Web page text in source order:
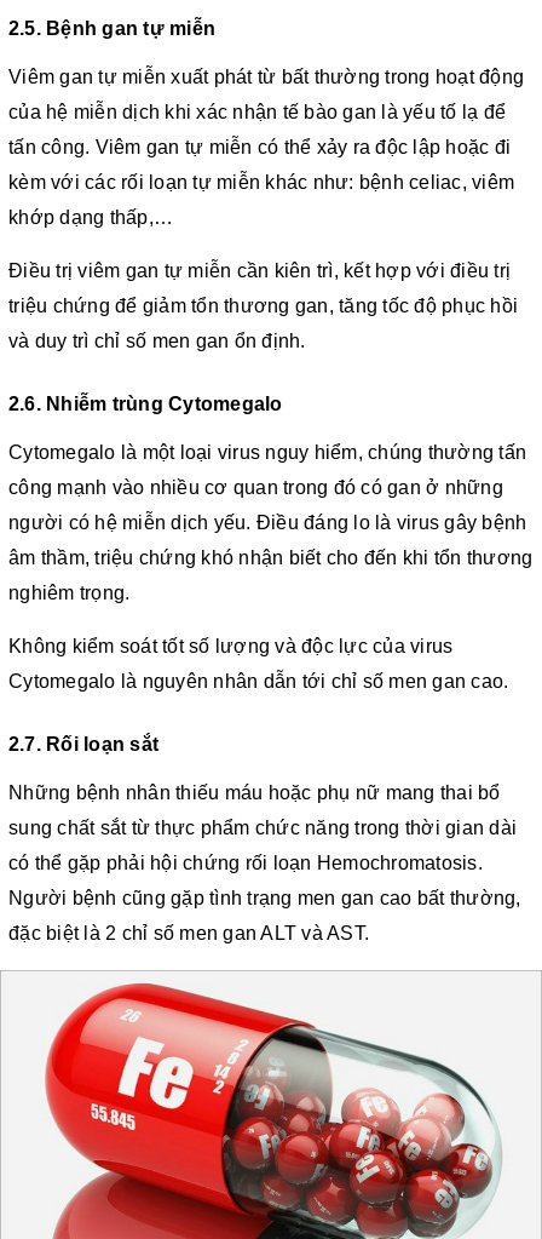
2.5. Bệnh gan tự miễn
Viêm gan tự miễn xuất phát từ bất thường trong hoạt động
của hệ miễn dịch khi xác nhận tế bào gan là yếu tố lạ để
tấn công. Viêm gan tự miễn có thể xảy ra độc lập hoặc đi
kèm với các rối loạn tự miễn khác như: bệnh celiac, viêm
khớp dạng thấp,…
Điều trị viêm gan tự miễn cần kiên trì, kết hợp với điều trị
triệu chứng để giảm tổn thương gan, tăng tốc độ phục hồi
và duy trì chỉ số men gan ổn định.
2.6. Nhiễm trùng Cytomegalo
Cytomegalo là một loại virus nguy hiểm, chúng thường tấn
công mạnh vào nhiều cơ quan trong đó có gan ở những
người có hệ miễn dịch yếu. Điều đáng lo là virus gây bệnh
âm thầm, triệu chứng khó nhận biết cho đến khi tổn thương
nghiêm trọng.
Không kiểm soát tốt số lượng và độc lực của virus
Cytomegalo là nguyên nhân dẫn tới chỉ số men gan cao.
2.7. Rối loạn sắt
Những bệnh nhân thiếu máu hoặc phụ nữ mang thai bổ
sung chất sắt từ thực phẩm chức năng trong thời gian dài
có thể gặp phải hội chứng rối loạn Hemochromatosis.
Người bệnh cũng gặp tình trạng men gan cao bất thường,
đặc biệt là 2 chỉ số men gan ALT và AST.